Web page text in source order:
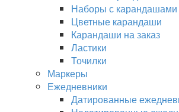
Наборы с карандашами
Цветные карандаши
Карандаши на заказ
Ластики
Точилки
Маркеры
Ежедневники
Датированные